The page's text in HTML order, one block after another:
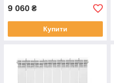
9 060 ₴
Купити